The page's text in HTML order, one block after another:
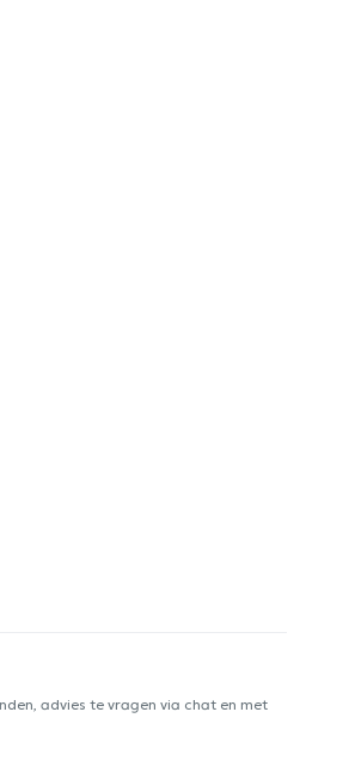
advies te vragen via chat en met